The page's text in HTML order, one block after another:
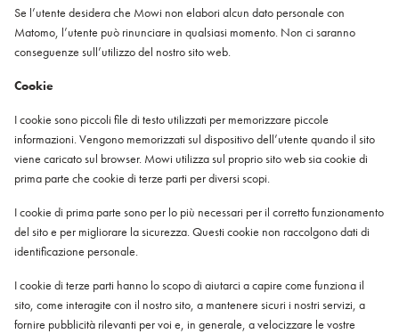
Se l’utente desidera che Mowi non elabori alcun dato personale con
Matomo, l’utente può rinunciare in qualsiasi momento. Non ci saranno
conseguenze sull’utilizzo del nostro sito web.
Cookie
I cookie sono piccoli file di testo utilizzati per memorizzare piccole
informazioni. Vengono memorizzati sul dispositivo dell’utente quando il sito
viene caricato sul browser. Mowi utilizza sul proprio sito web sia cookie di
prima parte che cookie di terze parti per diversi scopi.
I cookie di prima parte sono per lo più necessari per il corretto funzionamento
del sito e per migliorare la sicurezza. Questi cookie non raccolgono dati di
identificazione personale.
I cookie di terze parti hanno lo scopo di aiutarci a capire come funziona il
sito, come interagite con il nostro sito, a mantenere sicuri i nostri servizi, a
fornire pubblicità rilevanti per voi e, in generale, a velocizzare le vostre